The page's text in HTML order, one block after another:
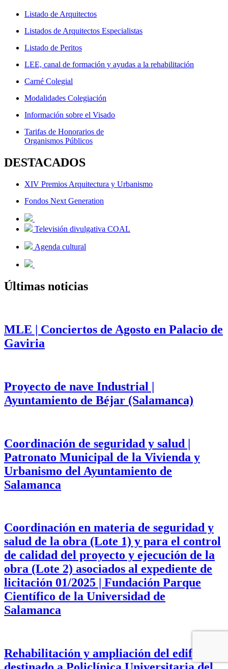
Listado de Arquitectos
Listados de Arquitectos Especialistas
Listado de Peritos
LEE, canal de formación y ayudas a la rehabilitación
Carné Colegial
Modalidades Colegiación
Información sobre el Visado
Tarifas de Honorarios de
Organismos Públicos
DESTACADOS
XIV Premios Arquitectura y Urbanismo
Fondos Next Generation
Televisión divulgativa COAL
Agenda cultural
Últimas noticias
MLE | Conciertos de Agosto en Palacio de
Gaviria
Proyecto de nave Industrial |
Ayuntamiento de Béjar (Salamanca)
Coordinación de seguridad y salud |
Patronato Municipal de la Vivienda y
Urbanismo del Ayuntamiento de
Salamanca
Coordinación en materia de seguridad y
salud de la obra (Lote 1) y para el control
de calidad del proyecto y ejecución de la
obra (Lote 2) asociados al expediente de
licitación 01/2025 | Fundación Parque
Científico de la Universidad de
Salamanca
Rehabilitación y ampliación del edificio